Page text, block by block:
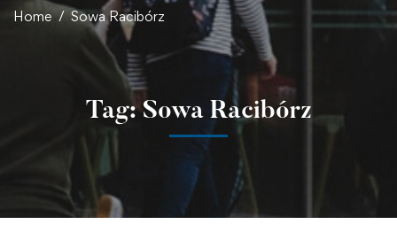
Home Sowa Racibórz
Tag: Sowa Racibórz